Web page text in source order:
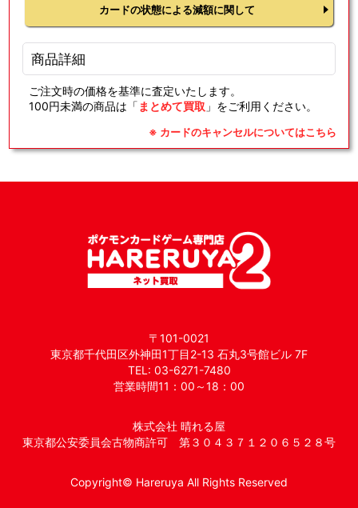
カードの状態による減額に関して
商品詳細
ご注文時の価格を基準に査定いたします。
100円未満の商品は「 まとめて買取 」をご利用ください。
※ カードのキャンセルについてはこちら
〒101-0021
東京都千代田区外神田1丁目2-13 石丸3号館ビル 7F
TEL: 03-6271-7480
営業時間11：00～18：00
株式会社 晴れる屋
東京都公安委員会古物商許可 第３０４３７１２０６５２８号
Copyright© Hareruya All Rights Reserved